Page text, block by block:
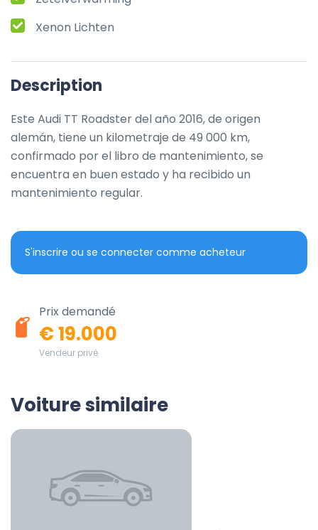
Xenon Lichten
Description
Este Audi TT Roadster del año 2016, de origen
alemán, tiene un kilometraje de 49 000 km,
confirmado por el libro de mantenimiento, se
encuentra en buen estado y ha recibido un
mantenimiento regular.
S'inscrire ou se connecter comme acheteur
Prix demandé
€ 19.000
Vendeur privé
Voiture similaire